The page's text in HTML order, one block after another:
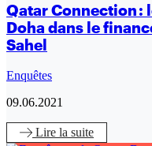
Qatar Connection :
Doha dans le
Sahel
Enquêtes
09.06.2021
Lire la suite